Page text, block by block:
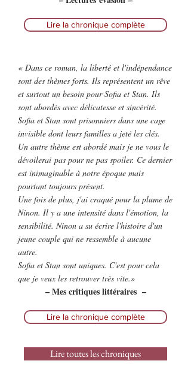
Lire la chronique complète
« Dans ce roman, la liberté et l'indépendance
sont des thèmes forts. Ils représentent un rêve
et surtout un besoin pour Sofia et Stan. Ils
sont abordés avec délicatesse et sincérité.
Sofia et Stan sont prisonniers dans une cage
invisible dont leurs familles a jeté les clés.
Un autre thème est abordé mais je ne vous le
dévoilerai pas pour ne pas spoiler. Ce dernier
est inimaginable à notre époque mais
pourtant toujours présent.
Une fois de plus, j'ai craqué pour la plume de
Ninon. Il y a une intensité dans l'émotion, la
sensibilité. Ninon a su écrire l'histoire d'un
jeune couple qui ne ressemble à aucune
autre.
Sofia et Stan sont uniques. C'est pour cela
que je veux les retrouver très vite.»
– Mes critiques littéraires –
Lire la chronique complète
Lire toutes les chroniques